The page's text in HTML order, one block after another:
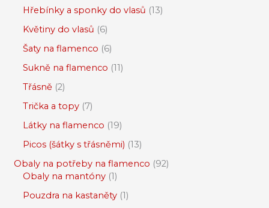
Hřebínky a sponky do vlasů 13
Květiny do vlasů 6
Šaty na flamenco 6
Sukně na flamenco 11
Třásně 2
Trička a topy 7
Látky na flamenco 19
Picos (šátky s třásněmi) 13
Obaly na potřeby na flamenco 92
Obaly na mantóny 1
Pouzdra na kastaněty 1